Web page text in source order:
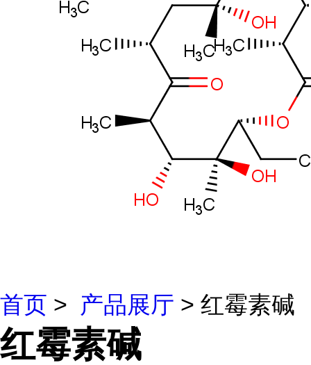
首页 > 产品展厅 > 红霉素碱
红霉素碱